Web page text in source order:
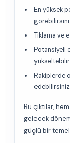
En yüksek
Tıklama ve
Potansiyeli
Rakiplerde
edebilirsiniz.
Bu çıktılar,
gelecek
güçlü bir